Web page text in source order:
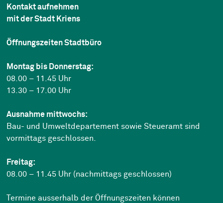
Kontakt aufnehmen
mit der Stadt Kriens
Öffnungszeiten Stadtbüro
Montag bis Donnerstag:
08.00 – 11.45 Uhr
13.30 – 17.00 Uhr
Ausnahme mittwochs:
Bau- und Umweltdepartement sowie Steueramt sind
vormittags geschlossen.
Freitag:
08.00 – 11.45 Uhr (nachmittags geschlossen)
Termine ausserhalb der Öffnungszeiten können